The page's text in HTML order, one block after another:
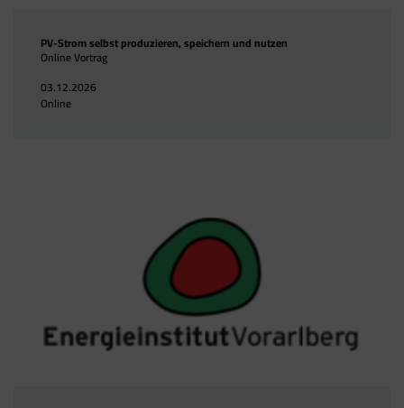
PV-Strom selbst produzieren, speichern und nutzen
Online Vortrag
03.12.2026
Online